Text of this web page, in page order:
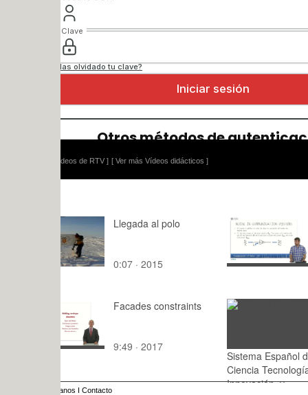
[ Ver más Vídeos didácticos ]
Llegada al polo
0:07 · 2015
Noise (VII)
8:23 · 2014
Facades constraints
9:49 · 2017
Sistema Español de
Ciencia Tecnología e
Innovación_v
0:00 ·